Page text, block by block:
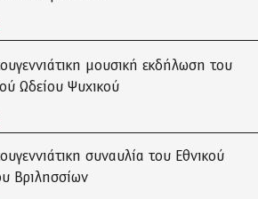
μουσική εκδήλωση του
Ωδείου Ψυχικού
συναυλία του Εθνικού
Βριλησσίων